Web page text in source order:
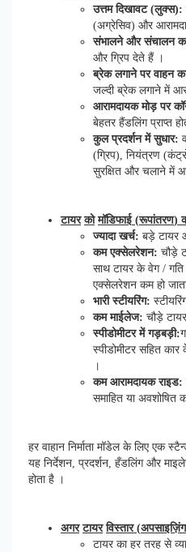
उत्तम दिखावट(लुक्स):
(अग्रेसिव) और
संभालने और संचालन
और ग्रिप देते हैं ।
ब्रेक लगाने पर वाहन
जल्दी ब्रेक लगाने में
आरामदायक मोड़ पर
बेहतर हैंडलिंग प्राप्त
कुल प्रदर्शन में सुधार:
(ग्रिप), नियंत्रण
सुरक्षित और चलाने में
टायर को मॉडिफाई(रूपांतरण)
ज्यादा खर्च: बड़े टायर
कम एक्सेलरेशन: चौड़े
साथ टायर के वेग / गति
एक्सेलरेशन कम हो
भारी स्टीयरिंग:
कम माईलेज: चौड़े
स्पीडोमीटर में गड़बड़ी:
स्पीडोमीटर सहित
।
कम आरामदायक राइड:
समाहित या अवशोषित
हर वाहान निर्माता मॉडेल के लिए एक
यह निर्देशन, प्रदर्शन, हँडलिंग और
होता है ।
अगर टायर विस्तार(अपसाइज़िंग
टायर का हर तरह से